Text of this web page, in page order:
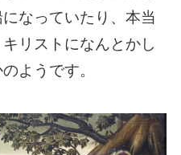
なっていたり、本当
リストになんとかし
ようです。